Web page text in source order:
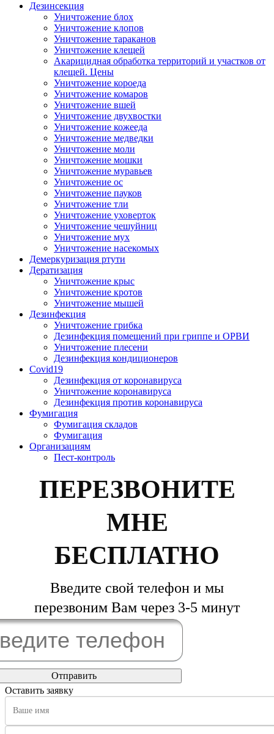
Дезинсекция
Уничтожение блох
Уничтожение клопов
Уничтожение тараканов
Уничтожение клещей
Акарицидная обработка территорий и участков от
клещей. Цены
Уничтожение короеда
Уничтожение комаров
Уничтожение вшей
Уничтожение двухвостки
Уничтожение кожееда
Уничтожение медведки
Уничтожение моли
Уничтожение мошки
Уничтожение муравьев
Уничтожение ос
Уничтожение пауков
Уничтожение тли
Уничтожение уховерток
Уничтожение чешуйниц
Уничтожение мух
Уничтожение насекомых
Демеркуризация ртути
Дератизация
Уничтожение крыс
Уничтожение кротов
Уничтожение мышей
Дезинфекция
Уничтожение грибка
Дезинфекция помещений при гриппе и ОРВИ
Уничтожение плесени
Дезинфекция кондиционеров
Covid19
Дезинфекция от коронавируса
Уничтожение коронавируса
Дезинфекция против коронавируса
Фумигация
Фумигация складов
Фумигация
Организациям
Пест-контроль
ПЕРЕЗВОНИТЕ
МНЕ
БЕСПЛАТНО
Введите свой телефон и мы
перезвоним Вам через 3-5 минут
Оставить заявку